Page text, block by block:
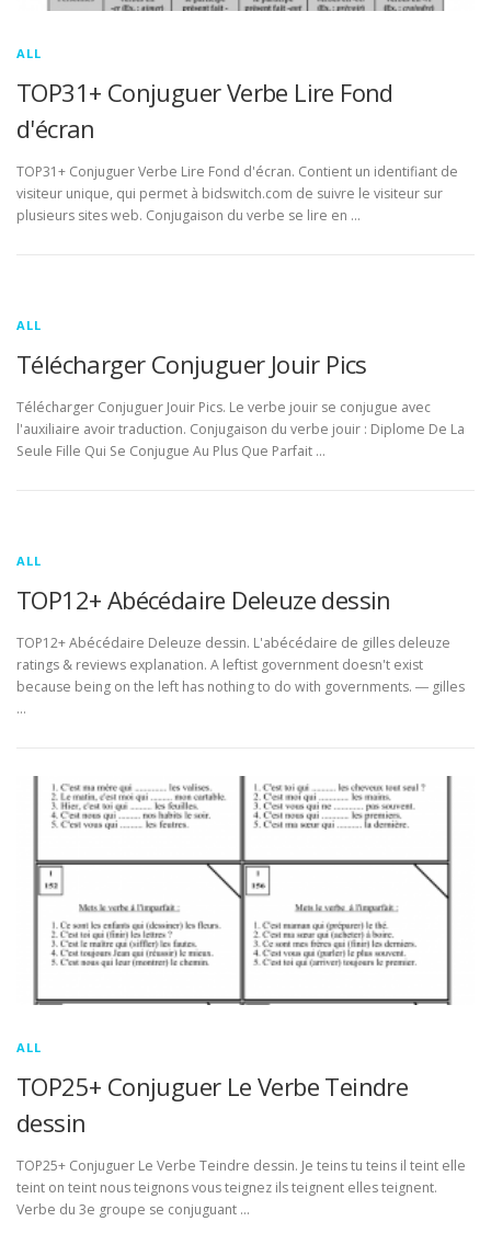
ALL
TOP31+ Conjuguer Verbe Lire Fond
d'écran
TOP31+ Conjuguer Verbe Lire Fond d'écran. Contient un identifiant de
visiteur unique, qui permet à bidswitch.com de suivre le visiteur sur
plusieurs sites web. Conjugaison du verbe se lire en …
ALL
Télécharger Conjuguer Jouir Pics
Télécharger Conjuguer Jouir Pics. Le verbe jouir se conjugue avec
l'auxiliaire avoir traduction. Conjugaison du verbe jouir : Diplome De La
Seule Fille Qui Se Conjugue Au Plus Que Parfait …
ALL
TOP12+ Abécédaire Deleuze dessin
TOP12+ Abécédaire Deleuze dessin. L'abécédaire de gilles deleuze
ratings & reviews explanation. A leftist government doesn't exist
because being on the left has nothing to do with governments. ― gilles
…
ALL
TOP25+ Conjuguer Le Verbe Teindre
dessin
TOP25+ Conjuguer Le Verbe Teindre dessin. Je teins tu teins il teint elle
teint on teint nous teignons vous teignez ils teignent elles teignent.
Verbe du 3e groupe se conjuguant …